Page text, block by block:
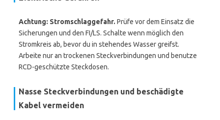
Achtung: Stromschlaggefahr. Prüfe vor dem Einsatz die
Sicherungen und den FI/LS. Schalte wenn möglich den
Stromkreis ab, bevor du in stehendes Wasser greifst.
Arbeite nur an trockenen Steckverbindungen und benutze
RCD-geschützte Steckdosen.
Nasse Steckverbindungen und beschädigte
Kabel vermeiden